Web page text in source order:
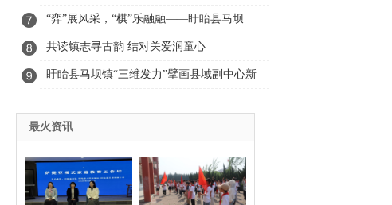
管服务助力企业稳健前行
“弈”展风采，“棋”乐融融——盱眙县马坝
镇“庆五一”第一届顺之晟“好戈戈”杯象棋争
霸
共读镇志寻古韵 结对关爱润童心
盱眙县马坝镇“三维发力”擘画县域副中心新
最火资讯